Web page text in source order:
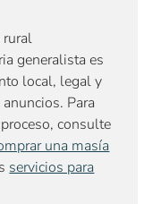
rural
generalista es
local, legal y
Para
consulte
una masía
servicios para